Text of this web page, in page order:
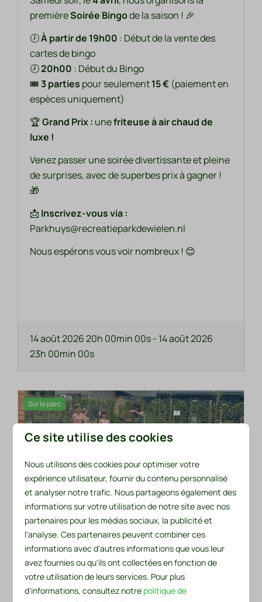
premièreSoirée Bingode la saison ! 🎉
🕖À partir de 19h00 : Début de la vente des
cartes de bingo
🕗20h00 : Début du Bingo
🎟️3 parties pour seulement15 € (paiement en
espèces uniquement)
🏆Grand Prix : unefriteuse à air chaud de
luxe !
Venez passer une soirée divertissante et pleine
de surprises, avec de superbes prix à gagner !
🎁
📩 Inscrivez-vous via :
Parkhuys@recreatieparkdewielen.nl
Nous espérons vous voir nombreux ! 😊
14 août 2026 20h 00min 00s- 14 août 2026
23h 00min 00s
Sur le parc
Kids Pool Party
Six samedis par an, en haute saison, une fête à
la piscine est organisée pour les enfants. Au
programme : musique, limonade, friandises et
activités différentes chaque semaine.
L’inscription se fait à la piscine et coûte 3 € par
Ce site utilise des cookies
Nous utilisons des cookies pour optimiser votre
expérience utilisateur, fournir du contenu personnalisé
et analyser notre trafic. Nous partageons également des
informations sur votre utilisation de notre site avec nos
partenaires pour les médias sociaux, la publicité et
l'analyse. Ces partenaires peuvent combiner ces
informations avec d'autres informations que vous leur
avez fournies ou qu'ils ont collectées en fonction de
votre utilisation de leurs services. Pour plus
d'informations, consultez notre politique de